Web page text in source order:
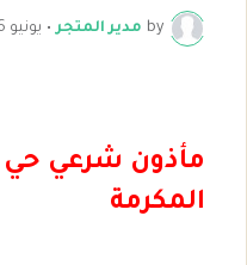
by مدير المتجر • يونيو 06, 2026
مأذون شرعي حي
المكرمة